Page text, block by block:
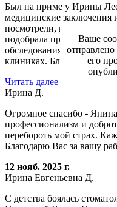
Был на приме у Ирины
медицинские заключения
посмотрели, всё
подобрала препараты,
обследования, а не всё
клиниках. Благодарю за...
Читать далее
Ирина Д.
Огромное спасибо -
профессионализм и
перебороть мой страх.
Благодарю Вас за вашу
12 нояб. 2025 г.
Ирина Евгеньевна Д.
С детства боялась
Ваше
его